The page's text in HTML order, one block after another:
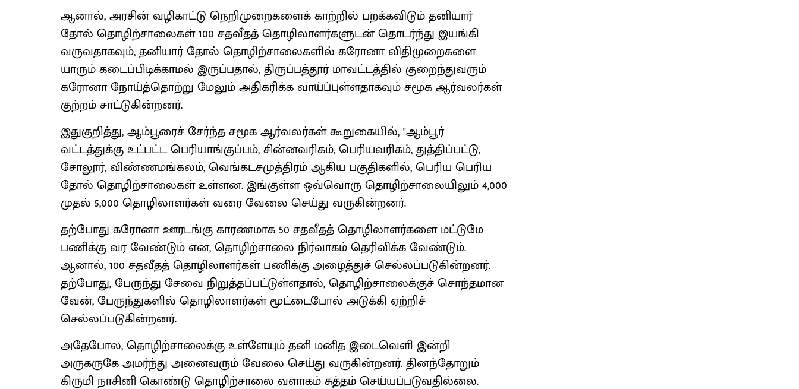
ஆனால், அரசின் வழிகாட்டு நெறிமுறைகளைக் காற்றில் பறக்கவிடும் தனியார்
தோல் தொழிற்சாலைகள் 100 சதவீதத் தொழிலாளர்களுடன் தொடர்ந்து இயங்கி
வருவதாகவும், தனியார் தோல் தொழிற்சாலைகளில் கரோனா விதிமுறைகளை
யாரும் கடைப்பிடிக்காமல் இருப்பதால், திருப்பத்தூர் மாவட்டத்தில் குறைந்துவரும்
கரோனா நோய்த்தொற்று மேலும் அதிகரிக்க வாய்ப்புள்ளதாகவும் சமூக ஆர்வலர்கள்
குற்றம் சாட்டுகின்றனர்.
இதுகுறித்து, ஆம்பூரைச் சேர்ந்த சமூக ஆர்வலர்கள் கூறுகையில், "ஆம்பூர்
வட்டத்துக்கு உட்பட்ட பெரியாங்குப்பம், சின்னவரிகம், பெரியவரிகம், துத்திப்பட்டு,
சோலூர், விண்ணமங்கலம், வெங்கடசமுத்திரம் ஆகிய பகுதிகளில், பெரிய பெரிய
தோல் தொழிற்சாலைகள் உள்ளன. இங்குள்ள ஒவ்வொரு தொழிற்சாலையிலும் 4,000
முதல் 5,000 தொழிலாளர்கள் வரை வேலை செய்து வருகின்றனர்.
தற்போது கரோனா ஊரடங்கு காரணமாக 50 சதவீதத் தொழிலாளர்களை மட்டுமே
பணிக்கு வர வேண்டும் என, தொழிற்சாலை நிர்வாகம் தெரிவிக்க வேண்டும்.
ஆனால், 100 சதவீதத் தொழிலாளர்கள் பணிக்கு அழைத்துச் செல்லப்படுகின்றனர்.
தற்போது, பேருந்து சேவை நிறுத்தப்பட்டுள்ளதால், தொழிற்சாலைக்குச் சொந்தமான
வேன், பேருந்துகளில் தொழிலாளர்கள் மூட்டைபோல் அடுக்கி ஏற்றிச்
செல்லப்படுகின்றனர்.
அதேபோல, தொழிற்சாலைக்கு உள்ளேயும் தனி மனித இடைவெளி இன்றி
அருகருகே அமர்ந்து அனைவரும் வேலை செய்து வருகின்றனர். தினந்தோறும்
கிருமி நாசினி கொண்டு தொழிற்சாலை வளாகம் சுத்தம் செய்யப்படுவதில்லை.